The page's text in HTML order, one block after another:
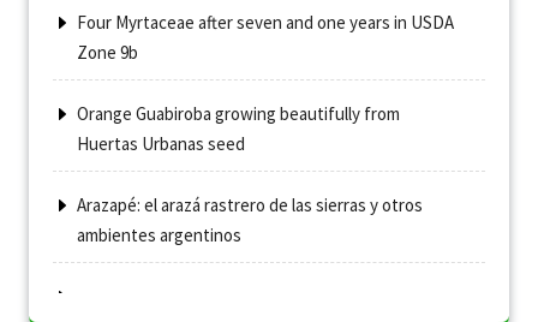
Four Myrtaceae after seven and one years in USDA
Zone 9b
Orange Guabiroba growing beautifully from
Huertas Urbanas seed
Arazapé: el arazá rastrero de las sierras y otros
ambientes argentinos